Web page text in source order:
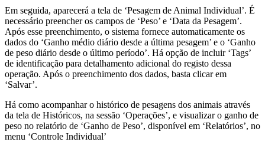
Em seguida, aparecerá a tela de ‘Pesagem de Animal Individual’. É
necessário preencher os campos de ‘Peso’ e ‘Data da Pesagem’.
Após esse preenchimento, o sistema fornece automaticamente os
dados do ‘Ganho médio diário desde a última pesagem’ e o ‘Ganho
de peso diário desde o último período’. Há opção de incluir ‘Tags’
de identificação para detalhamento adicional do registo dessa
operação. Após o preenchimento dos dados, basta clicar em
‘Salvar’.
Há como acompanhar o histórico de pesagens dos animais através
da tela de Históricos, na sessão ‘Operações’, e visualizar o ganho de
peso no relatório de ‘Ganho de Peso’, disponível em ‘Relatórios’, no
menu ‘Controle Individual’